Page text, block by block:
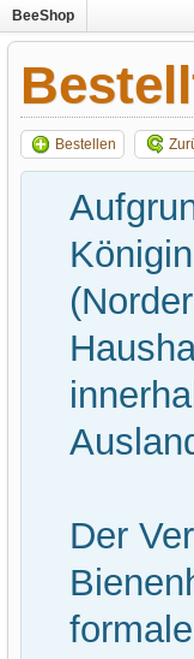
BeeShop
Bestellen
Der